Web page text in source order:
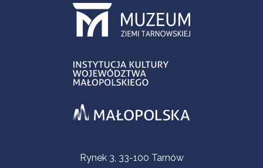
Informacje kontaktoweRynek 3, 33-100 Tarnów